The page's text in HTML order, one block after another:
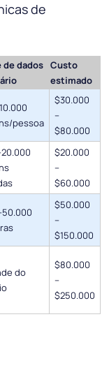
de
de dados Custo
estimado
pessoa
$30.000
–
$80.000
$20.000
–
$60.000
$50.000
–
$150.000
do
$80.000
–
$250.000